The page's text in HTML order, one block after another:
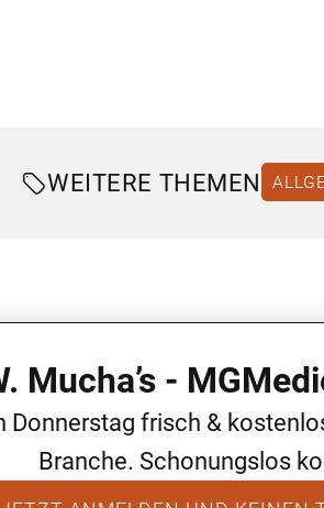
WEITERE THEMEN
Mucha’s -
Donnerstag frisch &
Branche. Schonungslos